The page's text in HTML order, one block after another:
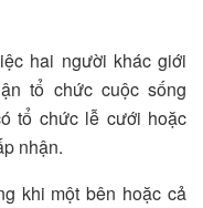
hai người khác giới
tổ chức cuộc sống
tổ chức lễ cưới hoặc
nhận.
khi một bên hoặc cả